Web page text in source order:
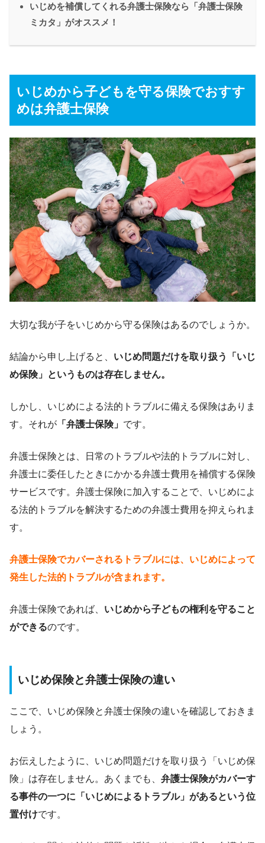
いじめを補償してくれる弁護士保険なら「弁護士保険
ミカタ」がオススメ！
いじめから子どもを守る保険でおすす
めは弁護士保険
大切な我が子をいじめから守る保険はあるのでしょうか。
結論から申し上げると、 いじめ問題だけを取り扱う「いじ
め保険」というものは存在しません。
しかし、いじめによる法的トラブルに備える保険はありま
す。それが 「弁護士保険」 です。
弁護士保険とは、日常のトラブルや法的トラブルに対し、
弁護士に委任したときにかかる弁護士費用を補償する保険
サービスです。弁護士保険に加入することで、いじめによ
る法的トラブルを解決するための弁護士費用を抑えられま
す。
弁護士保険でカバーされるトラブルには、いじめによって
発生した法的トラブルが含まれます。
弁護士保険であれば、 いじめから子どもの権利を守ること
ができるのです。
いじめ保険と弁護士保険の違い
ここで、いじめ保険と弁護士保険の違いを確認しておきま
しょう。
お伝えしたように、いじめ問題だけを取り扱う「いじめ保
険」は存在しません。あくまでも、 弁護士保険がカバーす
る事件の一つに「いじめによるトラブル」があるという位
置付けです。